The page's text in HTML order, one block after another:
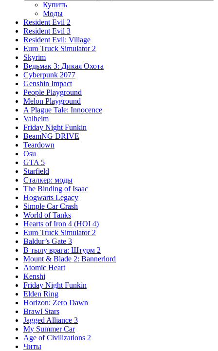
Купить
Моды
Resident Evil 2
Resident Evil 3
Resident Evil: Village
Euro Truck Simulator 2
Skyrim
Ведьмак 3: Дикая Охота
Cyberpunk 2077
Genshin Impact
People Playground
Melon Playground
A Plague Tale: Innocence
Valheim
Friday Night Funkin
BeamNG DRIVE
Teardown
Osu
GTA 5
Starfield
Сталкер: моды
The Binding of Isaac
Hogwarts Legacy
Simple Car Crash
World of Tanks
Hearts of Iron 4 (HOI 4)
Euro Truck Simulator 2
Baldur’s Gate 3
В тылу врага: Штурм 2
Mount & Blade 2: Bannerlord
Atomic Heart
Kenshi
Friday Night Funkin
Elden Ring
Horizon: Zero Dawn
Brawl Stars
Jagged Alliance 3
My Summer Car
Age of Civilizations 2
Читы